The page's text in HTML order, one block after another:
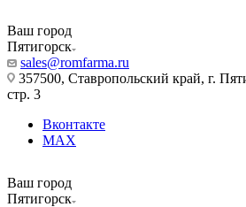
Ваш город
Пятигорск
sales@romfarma.ru
357500, Ставропольский край, г.
стр. 3
Вконтакте
MAX
Ваш город
Пятигорск